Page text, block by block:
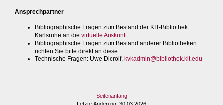
Ansprechpartner
Bibliographische Fragen zum Bestand der KIT-Bibliothek
Karlsruhe an die virtuelle Auskunft.
Bibliographische Fragen zum Bestand anderer Bibliotheken
richten Sie bitte direkt an diese.
Technische Fragen: Uwe Dierolf, kvkadmin@bibliothek.kit.edu
Seitenanfang
Letzte Änderung: 30.03.2026